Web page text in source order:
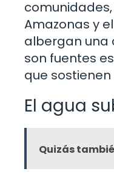
Amazonas y
albergan una
son fuentes
que
El agua
Quizás